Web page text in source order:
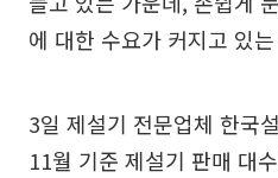
에 대한 수요가 커지고 있
3일 제설기 전문업체 한국
11월 기준 제설기 판매 대